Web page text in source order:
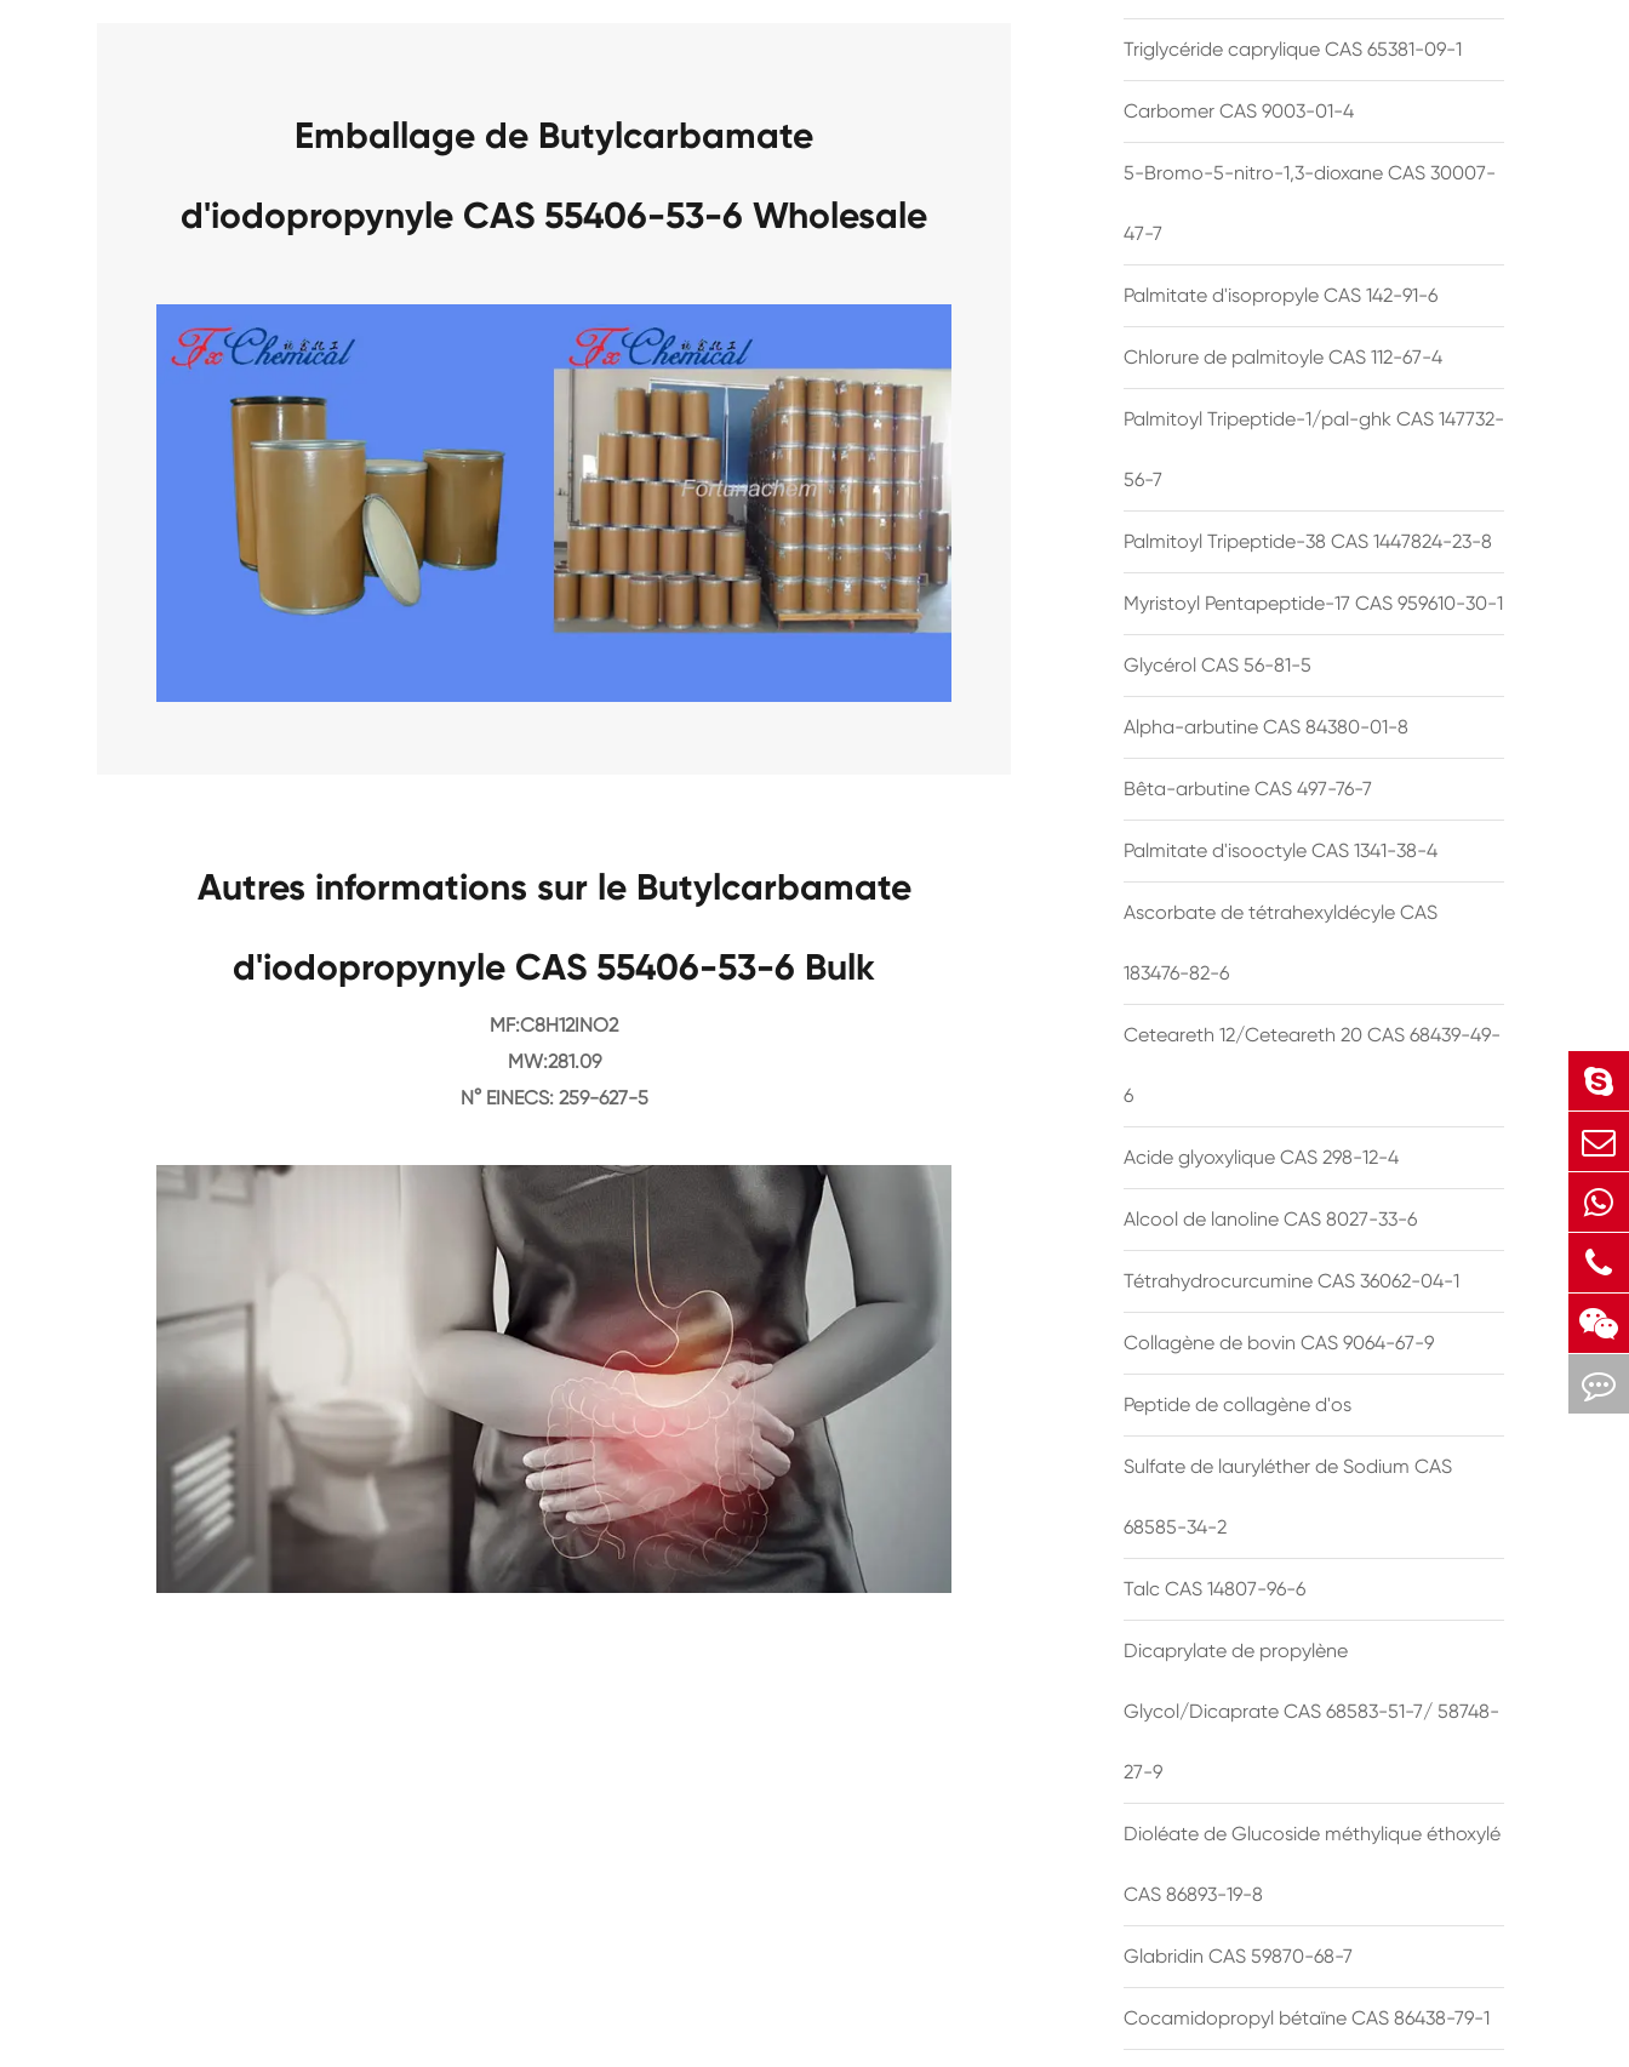
Emballage de Butylcarbamate
d'iodopropynyle CAS 55406-53-6 Wholesale
Autres informations sur le Butylcarbamate
d'iodopropynyle CAS 55406-53-6 Bulk
MF:C8H12INO2
MW:281.09
N° EINECS: 259-627-5
Triglycéride caprylique CAS 65381-09-1
Carbomer CAS 9003-01-4
5-Bromo-5-nitro-1,3-dioxane CAS 30007-
47-7
Palmitate d'isopropyle CAS 142-91-6
Chlorure de palmitoyle CAS 112-67-4
Palmitoyl Tripeptide-1/pal-ghk CAS 147732-
56-7
Palmitoyl Tripeptide-38 CAS 1447824-23-8
Myristoyl Pentapeptide-17 CAS 959610-30-1
Glycérol CAS 56-81-5
Alpha-arbutine CAS 84380-01-8
Bêta-arbutine CAS 497-76-7
Palmitate d'isooctyle CAS 1341-38-4
Ascorbate de tétrahexyldécyle CAS
183476-82-6
Ceteareth 12/Ceteareth 20 CAS 68439-49-
6
Acide glyoxylique CAS 298-12-4
Alcool de lanoline CAS 8027-33-6
Tétrahydrocurcumine CAS 36062-04-1
Collagène de bovin CAS 9064-67-9
Peptide de collagène d'os
Sulfate de lauryléther de Sodium CAS
68585-34-2
Talc CAS 14807-96-6
Dicaprylate de propylène
Glycol/Dicaprate CAS 68583-51-7/ 58748-
27-9
Dioléate de Glucoside méthylique éthoxylé
CAS 86893-19-8
Glabridin CAS 59870-68-7
Cocamidopropyl bétaïne CAS 86438-79-1